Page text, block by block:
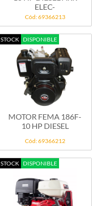
ELEC-
Cód: 69366213
STOCK DISPONIBLE
MOTOR FEMA 186F-
10 HP DIESEL
Cód: 69366212
STOCK DISPONIBLE